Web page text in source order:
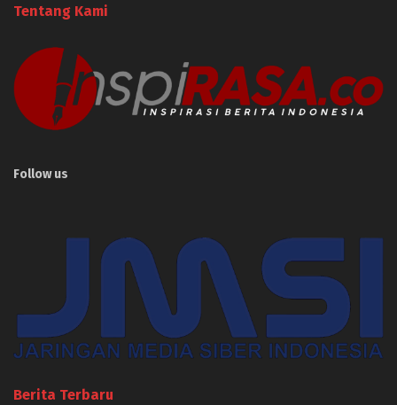
Tentang Kami
Follow us
Berita Terbaru